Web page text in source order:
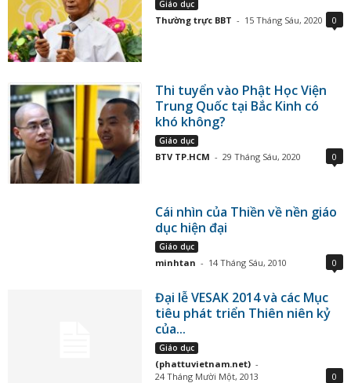
Giáo dục
Thường trực BBT - 15 Tháng Sáu, 2020 0
Thi tuyển vào Phật Học Viện
Trung Quốc tại Bắc Kinh có
khó không?
Giáo dục
BTV TP.HCM - 29 Tháng Sáu, 2020 0
Cái nhìn của Thiền về nền giáo
dục hiện đại
Giáo dục
minhtan - 14 Tháng Sáu, 2010 0
Đại lễ VESAK 2014 và các Mục
tiêu phát triển Thiên niên kỷ
của...
Giáo dục
(phattuvietnam.net) -
24 Tháng Mười Một, 2013
0